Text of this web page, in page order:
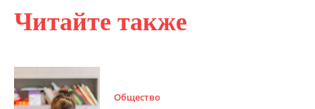
Читайте также
Общество